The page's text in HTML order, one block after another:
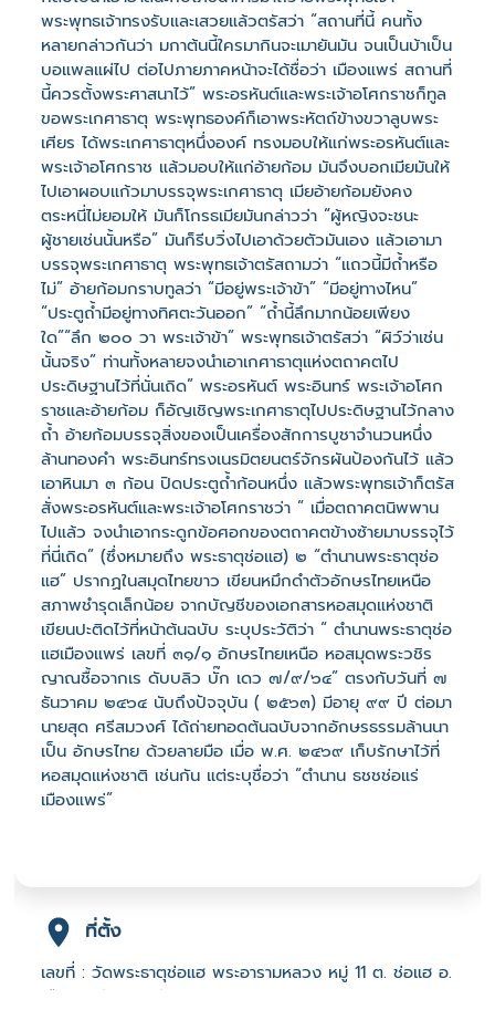
พระพุทธเจ้าทรงรับและเสวยแล้วตรัสว่า “สถานที่นี้ คนทั้ง
หลายกล่าวกันว่า มกาต้นนี้ใครมากินจะเมายันมัน จนเป็นบ้าเป็น
บอแพลแผ่ไป ต่อไปภายภาคหน้าจะได้ชื่อว่า เมืองแพร่ สถานที่
นี้ควรตั้งพระศาสนาไว้” พระอรหันต์และพระเจ้าอโศกราชก็ทูล
ขอพระเกศาธาตุ พระพุทธองค์ก็เอาพระหัตถ์ข้างขวาลูบพระ
เศียร ได้พระเกศาธาตุหนึ่งองค์ ทรงมอบให้แก่พระอรหันต์และ
พระเจ้าอโศกราช แล้วมอบให้แก่อ้ายก้อม มันจึงบอกเมียมันให้
ไปเอาผอบแก้วมาบรรจุพระเกศาธาตุ เมียอ้ายก้อมยังคง
ตระหนี่ไม่ยอมให้ มันก็โกรธเมียมันกล่าวว่า “ผู้หญิงจะชนะ
ผู้ชายเช่นนั้นหรือ” มันก็รีบวิ่งไปเอาด้วยตัวมันเอง แล้วเอามา
บรรจุพระเกศาธาตุ พระพุทธเจ้าตรัสถามว่า “แถวนี้มีถ้ำหรือ
ไม่” อ้ายก้อมกราบทูลว่า “มีอยู่พระเจ้าข้า” “มีอยู่ทางไหน”
“ประตูถ้ำมีอยู่ทางทิศตะวันออก” “ถ้ำนี้ลึกมากน้อยเพียง
ใด”“ลึก ๒๐๐ วา พระเจ้าข้า” พระพุทธเจ้าตรัสว่า “ผิว์ว่าเช่น
นั้นจริง” ท่านทั้งหลายจงนำเอาเกศาธาตุแห่งตถาคตไป
ประดิษฐานไว้ที่นั่นเถิด” พระอรหันต์ พระอินทร์ พระเจ้าอโศก
ราชและอ้ายก้อม ก็อัญเชิญพระเกศาธาตุไปประดิษฐานไว้กลาง
ถ้ำ อ้ายก้อมบรรจุสิ่งของเป็นเครื่องสักการบูชาจำนวนหนึ่ง
ล้านทองคำ พระอินทร์ทรงเนรมิตยนตร์จักรผันป้องกันไว้ แล้ว
เอาหินมา ๓ ก้อน ปิดประตูถ้ำก้อนหนึ่ง แล้วพระพุทธเจ้าก็ตรัส
สั่งพระอรหันต์และพระเจ้าอโศกราชว่า “ เมื่อตถาคตนิพพาน
ไปแล้ว จงนำเอากระดูกข้อศอกของตถาคตข้างซ้ายมาบรรจุไว้
ที่นี่เถิด” (ซึ่งหมายถึง พระธาตุช่อแฮ) ๒ “ตำนานพระธาตุช่อ
แฮ” ปรากฏในสมุดไทยขาว เขียนหมึกดำตัวอักษรไทยเหนือ
สภาพชำรุดเล็กน้อย จากบัญชีของเอกสารหอสมุดแห่งชาติ
เขียนปะติดไว้ที่หน้าต้นฉบับ ระบุประวัติว่า “ ตำนานพระธาตุช่อ
แฮเมืองแพร่ เลขที่ ๓๑/๑ อักษรไทยเหนือ หอสมุดพระวชิร
ญาณชื้อจากเร ดับบลิว บั๊ก เดว ๗/๙/๖๔” ตรงกับวันที่ ๗
ธันวาคม ๒๔๖๔ นับถึงปัจจุบัน ( ๒๕๖๓) มีอายุ ๙๙ ปี ต่อมา
นายสุด ศรีสมวงศ์ ได้ถ่ายทอดต้นฉบับจากอักษรธรรมล้านนา
เป็น อักษรไทย ด้วยลายมือ เมื่อ พ.ศ. ๒๔๖๙ เก็บรักษาไว้ที่
หอสมุดแห่งชาติ เช่นกัน แต่ระบุชื่อว่า “ตำนาน ธชชช่อแร่
เมืองแพร่”
ที่ตั้ง
เลขที่ : วัดพระธาตุช่อแฮ พระอารามหลวง หมู่ 11 ต. ช่อแฮ อ.
เมืองแพร่ จ. แพร่ 54000